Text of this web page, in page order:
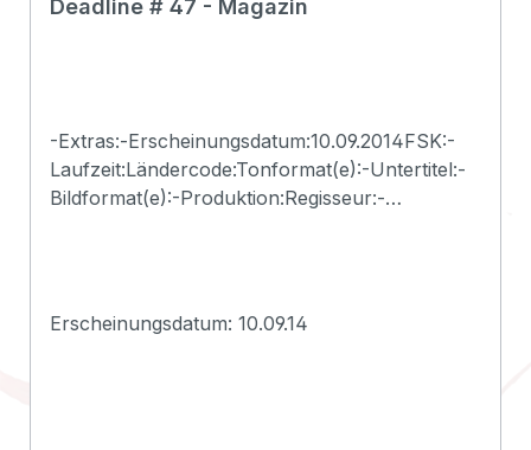
Deadline # 47 - Magazin
-Extras:-Erscheinungsdatum:10.09.2014FSK:-
Laufzeit:Ländercode:Tonformat(e):-Untertitel:-
Bildformat(e):-Produktion:Regisseur:-
Produktsicherheitsverordnung)Herstellerinform
ationen:Deadline
Erscheinungsdatum: 10.09.14